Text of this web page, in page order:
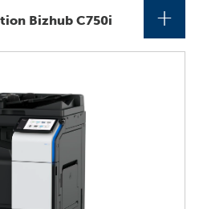
Bizhub C750i +